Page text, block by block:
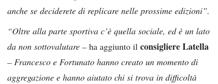
anche se deciderete di replicare nelle prossime edizioni”.
“Oltre alla parte sportiva c’è quella sociale, ed è un lato
da non sottovalutare – ha aggiunto il consigliere Latella
– Francesco e Fortunato hanno creato un momento di
aggregazione e hanno aiutato chi si trova in difficoltà